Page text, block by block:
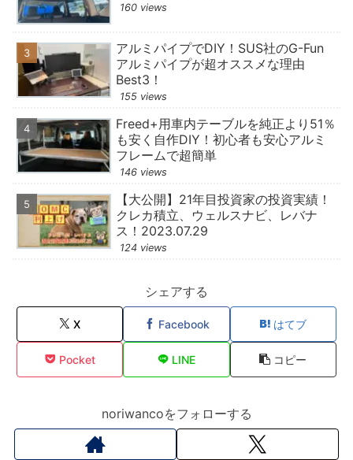
160 views
アルミパイプでDIY！SUS社のG-Fun
アルミパイプが超オススメな理由
Best3！
155 views
Freed+用車内テーブルを純正より51％
も安く自作DIY！初心者も安心アルミ
フレームで超簡単
146 views
【大公開】21年目投資家の投資実績！
クレカ積立、ウェルスナビ、レバナ
ス！2023.07.29
124 views
シェアする
X Facebook はてブ
Pocket LINE コピー
noriwancoをフォローする